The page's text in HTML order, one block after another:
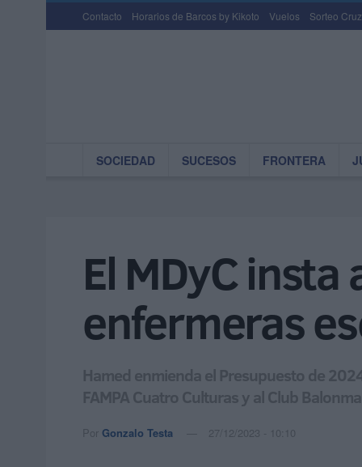
Contacto Horarios de Barcos by Kikoto Vuelos Sorteo
SOCIEDAD SUCESOS FRONTERA
El MDyC
enfermeras
Hamed enmienda el Presupuesto de
FAMPA Cuatro Culturas y al Club
Por Gonzalo Testa 27/12/2023 - 10:10